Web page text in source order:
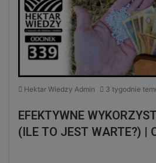
Hektar Wiedzy Admin 3 tygodnie
EFEKTYWNE
(ILE TO JEST WARTE?) |